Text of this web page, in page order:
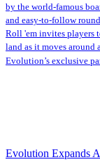
by the world-famous
and easy-to-follow
Roll 'em invites players
land as it moves around
Evolution’s exclusive
Evolution Expands